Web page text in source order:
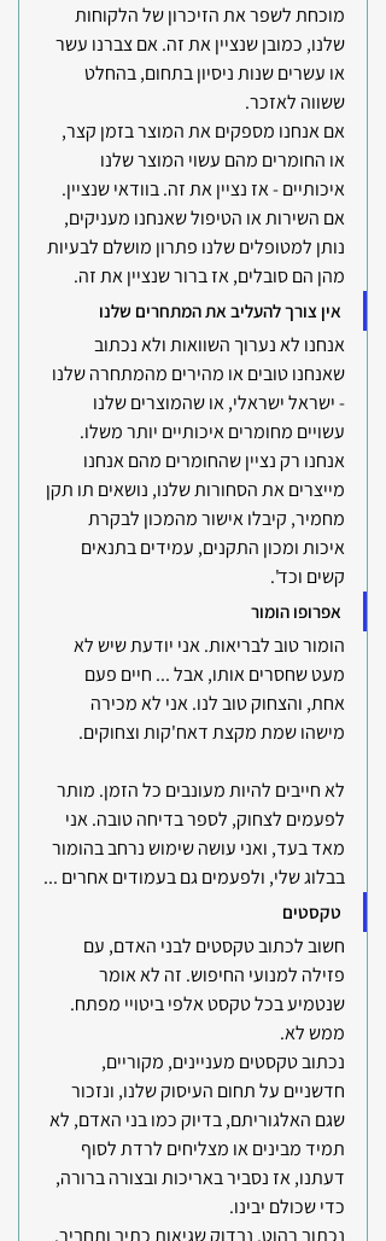
מוכחת לשפר את הזיכרון של הלקוחות
שלנו, כמובן שנציין את זה. אם צברנו עשר
או עשרים שנות ניסיון בתחום, בהחלט
ששווה לאזכר.
אם אנחנו מספקים את המוצר בזמן קצר,
או החומרים מהם עשוי המוצר שלנו
איכותיים - אז נציין את זה. בוודאי שנציין.
אם השירות או הטיפול שאנחנו מעניקים,
נותן למטופלים שלנו פתרון מושלם לבעיות
מהן הם סובלים, אז ברור שנציין את זה.
אין צורך להעליב את המתחרים שלנו
אנחנו לא נערוך השוואות ולא נכתוב
שאנחנו טובים או מהירים מהמתחרה שלנו
- ישראל ישראלי, או שהמוצרים שלנו
עשויים מחומרים איכותיים יותר משלו.
אנחנו רק נציין שהחומרים מהם אנחנו
מייצרים את הסחורות שלנו, נושאים תו תקן
מחמיר, קיבלו אישור מהמכון לבקרת
איכות ומכון התקנים, עמידים בתנאים
קשים וכד'.
אפרופו הומור
הומור טוב לבריאות. אני יודעת שיש לא
מעט שחסרים אותו, אבל ... חיים פעם
אחת, והצחוק טוב לנו. אני לא מכירה
מישהו שמת מקצת דאח'קות וצחוקים.
לא חייבים להיות מעונבים כל הזמן. מותר
לפעמים לצחוק, לספר בדיחה טובה. אני
מאד בעד, ואני עושה שימוש נרחב בהומור
בבלוג שלי, ולפעמים גם בעמודים אחרים ...
טקסטים
חשוב לכתוב טקסטים לבני האדם, עם
פזילה למנועי החיפוש. זה לא אומר
שנטמיע בכל טקסט אלפי ביטויי מפתח.
ממש לא.
נכתוב טקסטים מעניינים, מקוריים,
חדשניים על תחום העיסוק שלנו, ונזכור
שגם האלגוריתם, בדיוק כמו בני האדם, לא
תמיד מבינים או מצליחים לרדת לסוף
דעתנו, אז נסביר באריכות ובצורה ברורה,
כדי שכולם יבינו.
נכתוב רהוט. נבדוק שגיאות כתיב ותחביר.